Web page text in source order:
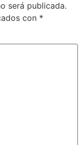
será publicada.
con *